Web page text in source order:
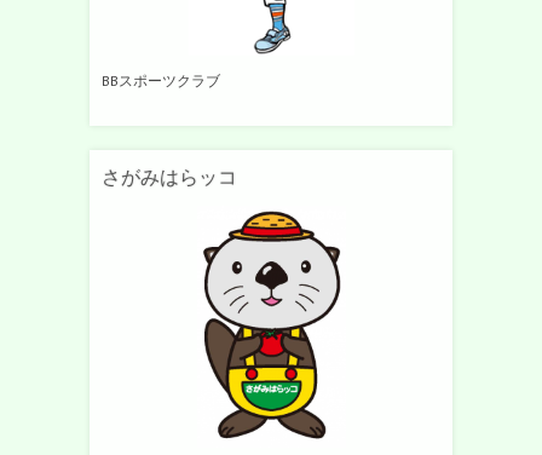
BBスポーツクラブ
さがみはらッコ